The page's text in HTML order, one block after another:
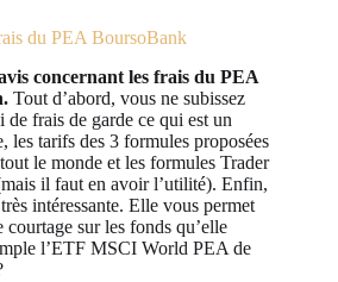
du PEA BoursoBank
concernant les frais du PEA
Tout d’abord, vous ne subissez
de frais de garde ce qui est un
les tarifs des 3 formules proposées
le monde et les formules Trader
il faut en avoir l’utilité). Enfin,
intéressante. Elle vous permet
courtage sur les fonds qu’elle
l’ETF MSCI World PEA de